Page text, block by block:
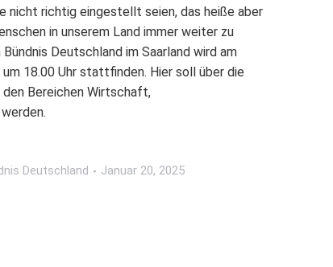
nicht richtig eingestellt seien, das heiße aber
in unserem Land immer weiter zu
Deutschland im Saarland wird am
18.00 Uhr stattfinden. Hier soll über die
Bereichen Wirtschaft,
Deutschland Januar 20, 2025